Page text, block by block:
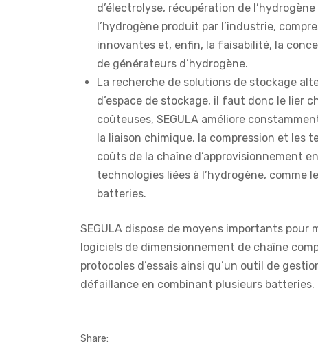
d’électrolyse, récupération de
l’hydrogène produit par l’industrie,
innovantes et, enfin, la faisabilité, la
de générateurs d’hydrogène.
La recherche de solutions de stockage
d’espace de stockage, il faut donc le lier
coûteuses, SEGULA améliore
la liaison chimique, la compression et les
coûts de la chaîne d’approvisionnement
technologies liées à l’hydrogène, comme
batteries.
SEGULA dispose de moyens importants
logiciels de dimensionnement de chaîne
protocoles d’essais ainsi qu’un outil de
défaillance en combinant plusieurs batteries.
Share: